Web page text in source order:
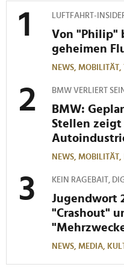
LUFTFAHRT-
Von "Philip"
geheimen
NEWS, MOBILITÄT,
BMW VERLIERT
BMW:
Stellen zeigt
NEWS, MOBILITÄT,
KEIN RAGEBAIT,
Jugendwort
"Crashout"
NEWS, MEDIA,